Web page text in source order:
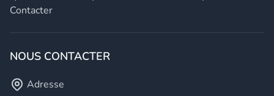
Contacter
NOUS CONTACTER
Adresse